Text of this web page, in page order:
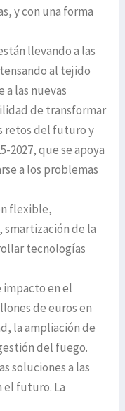
y con una forma
llevando a las
al tejido
las nuevas
de transformar
retos del futuro y
2027, que se apoya
a los problemas
flexible,
de la
tecnologías
en el
de euros en
la ampliación de
del fuego.
soluciones a las
el futuro. La